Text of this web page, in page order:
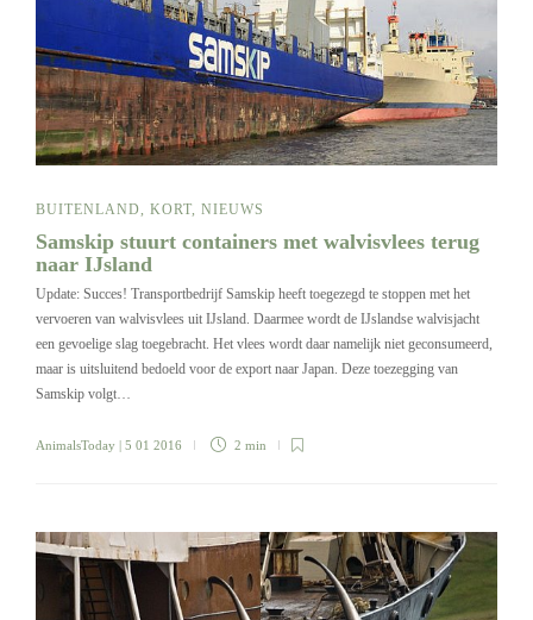
BUITENLAND, KORT, NIEUWS
Samskip stuurt containers met walvisvlees terug
naar IJsland
Update: Succes! Transportbedrijf Samskip heeft toegezegd te stoppen met het
vervoeren van walvisvlees uit IJsland. Daarmee wordt de IJslandse walvisjacht
een gevoelige slag toegebracht. Het vlees wordt daar namelijk niet geconsumeerd,
maar is uitsluitend bedoeld voor de export naar Japan. Deze toezegging van
Samskip volgt…
AnimalsToday | 5 01 2016 2 min